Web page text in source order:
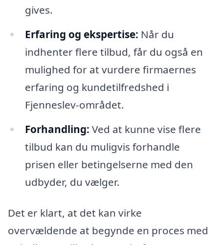
gives.
Erfaring og ekspertise: Når du
indhenter flere tilbud, får du også en
mulighed for at vurdere firmaernes
erfaring og kundetilfredshed i
Fjenneslev-området.
Forhandling: Ved at kunne vise flere
tilbud kan du muligvis forhandle
prisen eller betingelserne med den
udbyder, du vælger.
Det er klart, at det kan virke
overvældende at begynde en proces med